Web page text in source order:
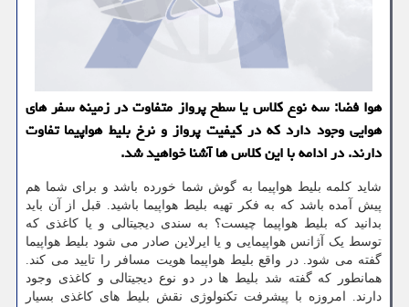
هوا فضا: سه نوع کلاس یا سطح پرواز متفاوت در زمینه سفر های
هوایی وجود دارد که در کیفیت پرواز و نرخ بلیط هواپیما تفاوت
دارند. در ادامه با این کلاس ها آشنا خواهید شد.
شاید کلمه بلیط هواپیما به گوش شما خورده باشد و برای شما هم
پیش آمده باشد که به فکر تهیه بلیط هواپیما باشید. قبل از آن باید
بدانید که بلیط هواپیما چیست؟ به سندی دیجیتالی و یا کاغذی که
توسط یک آژانس هواپیمایی و یا ایرلاین صادر می شود بلیط هواپیما
گفته می شود. در واقع بلیط هواپیما هویت مسافر را تایید می کند.
همانطور که گفته شد بلیط ها در دو نوع دیجیتالی و کاغذی وجود
دارند. امروزه با پیشرفت تکنولوژی نقش بلیط های کاغذی بسیار